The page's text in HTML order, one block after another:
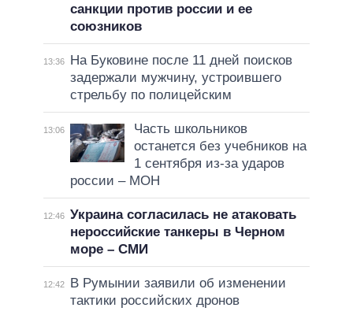
санкции против россии и ее
союзников
13:36
На Буковине после 11 дней поисков
задержали мужчину, устроившего
стрельбу по полицейским
13:06
Часть школьников
останется без учебников на
1 сентября из-за ударов
россии – МОН
12:46 Украина согласилась не атаковать
нероссийские танкеры в Черном
море – СМИ
12:42
В Румынии заявили об изменении
тактики российских дронов